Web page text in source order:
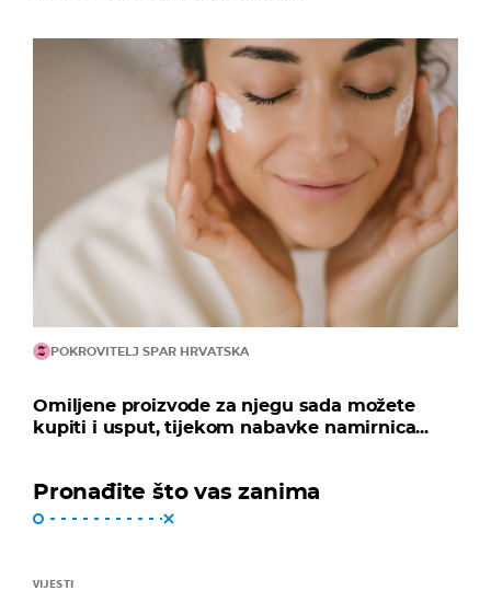
POKROVITELJ SPAR HRVATSKA
Omiljene proizvode za njegu sada možete
kupiti i usput, tijekom nabavke namirnica...
Pronađite što vas zanima
VIJESTI